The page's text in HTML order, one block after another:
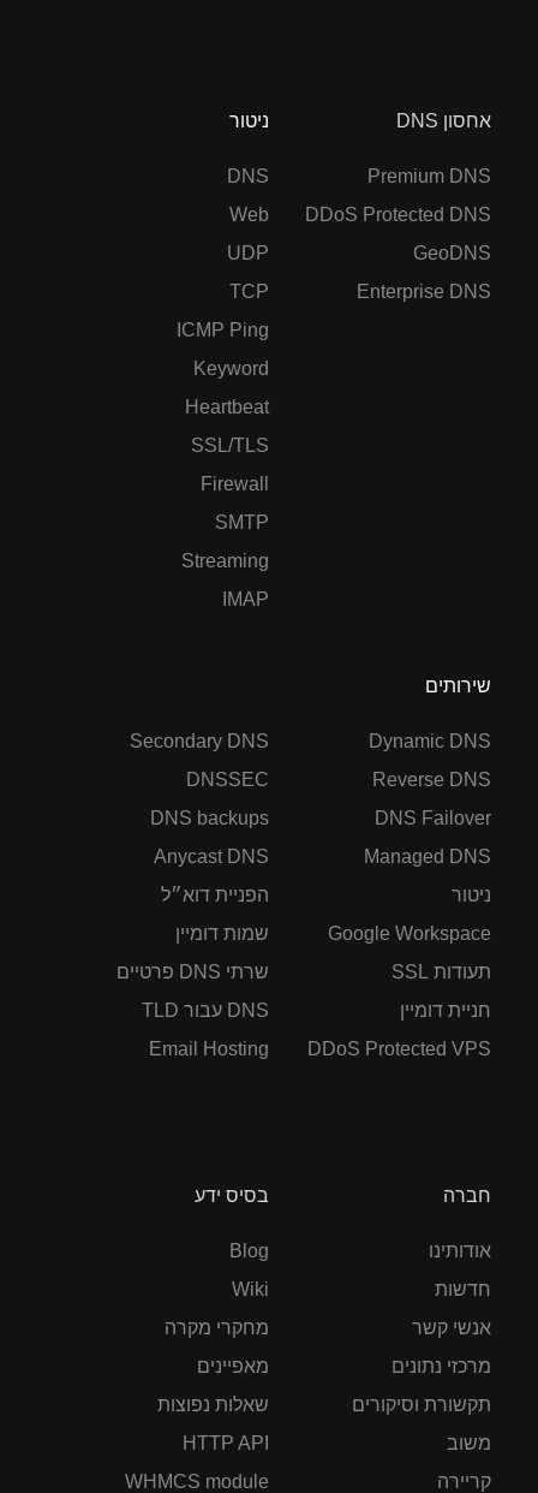
אחסון DNS
Premium DNS
DDoS Protected DNS
GeoDNS
Enterprise DNS
ניטור
DNS
Web
UDP
TCP
ICMP Ping
Keyword
Heartbeat
SSL/TLS
Firewall
SMTP
Streaming
IMAP
שירותים
Dynamic DNS
Reverse DNS
DNS Failover
Managed DNS
ניטור
Google Workspace
תעודות SSL
חניית דומיין
DDoS Protected VPS
Secondary DNS
DNSSEC
DNS backups
Anycast DNS
הפניית דוא״ל
שמות דומיין
שרתי DNS פרטיים
DNS עבור TLD
Email Hosting
חברה
אודותינו
חדשות
אנשי קשר
מרכזי נתונים
תקשורת וסיקורים
משוב
קריירה
בסיס ידע
Blog
Wiki
מחקרי מקרה
מאפיינים
שאלות נפוצות
HTTP API
WHMCS module